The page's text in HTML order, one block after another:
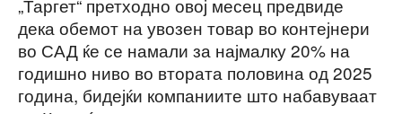
„Таргет“ претходно овој месец предвиде
дека обемот на увозен товар во контејнери
во САД ќе се намали за најмалку 20% на
годишно ниво во втората половина од 2025
година, бидејќи компаниите што набавуваат